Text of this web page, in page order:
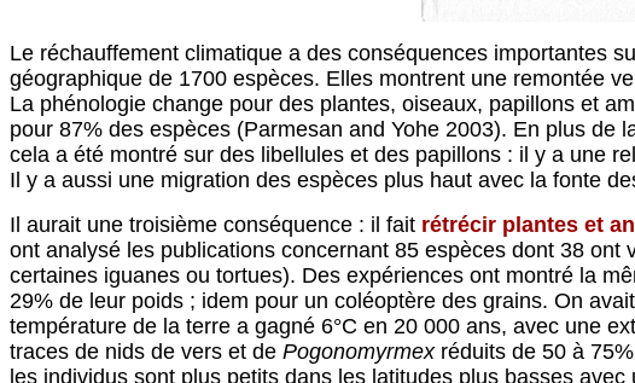
Le réchauffement climatique a des conséquences importantes
géographique de 1700 espèces. Elles montrent une remontée
La phénologie change pour des plantes, oiseaux, papillons et
pour 87% des espèces (Parmesan and Yohe 2003). En plus
cela a été montré sur des libellules et des papillons : il y a une
Il y a aussi une migration des espèces plus haut avec la fonte
Il aurait une troisième conséquence : il fait rétrécir plantes et
ont analysé les publications concernant 85 espèces dont 38
certaines iguanes ou tortues). Des expériences ont montré la
29% de leur poids ; idem pour un coléoptère des grains. On
température de la terre a gagné 6°C en 20 000 ans, avec une
traces de nids de vers et de Pogonomyrmexréduits de 50 à
les individus sont plus petits dans les latitudes plus basses